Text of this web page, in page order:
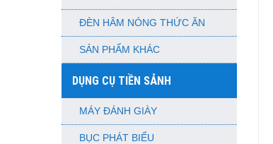
ĐÈN HÂM NÓNG THỨC ĂN
SẢN PHẨM KHÁC
DỤNG CỤ TIỀN SẢNH
MÁY ĐÁNH GIÀY
BỤC PHÁT BIỂU